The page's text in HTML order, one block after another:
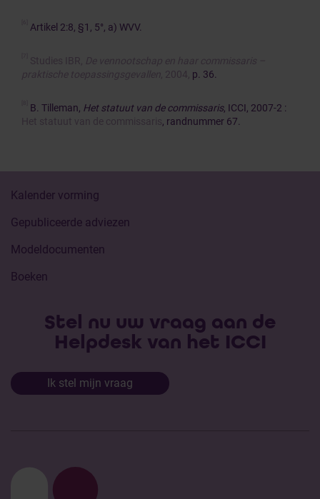
Artikel 2:8, §1, 5°, a) WVV.
Studies IBR, De v ennootschap en haar commissaris –
praktische toepassingsgevallen , 2004, p. 36.
B. Tilleman, Het statuut van de commissaris, ICCI, 2007-2 :
Het statuut van de commissaris, randnummer 67.
Kalender vorming
Gepubliceerde adviezen
Modeldocumenten
Boeken
Stel nu uw vraag aan de
Helpdesk van het ICCI
Ik stel mijn vraag